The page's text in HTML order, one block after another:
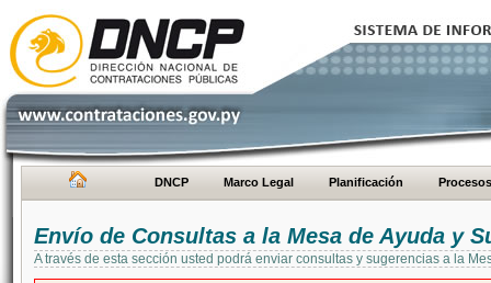
DNCP Marco Legal Planificación Procesos
Envío de Consultas a la Mesa de Ayuda y
A través de esta sección usted podrá enviar consultas y sugerencias a la